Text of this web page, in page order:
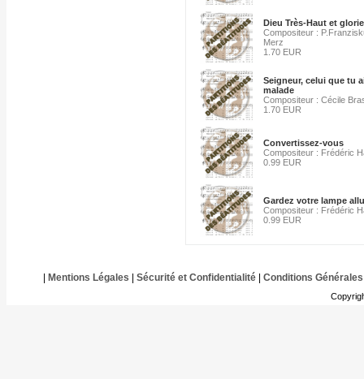
Dieu Très-Haut et
Compositeur :
Merz
1.70 EUR
Seigneur, celui que tu
malade
Compositeur : Cécile
1.70 EUR
Convertissez-vous
Compositeur : Frédéric
0.99 EUR
Gardez votre lampe
Compositeur : Frédéric
0.99 EUR
Mentions Légales Sécurité et Confidentialité| Conditions Générales